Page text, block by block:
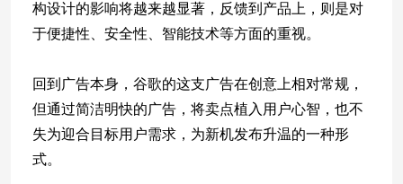
构设计的影响将越来越显著，反馈到产品上，则是对
于便捷性、安全性、智能技术等方面的重视。
回到广告本身，谷歌的这支广告在创意上相对常规，
但通过简洁明快的广告，将卖点植入用户心智，也不
失为迎合目标用户需求，为新机发布升温的一种形
式。